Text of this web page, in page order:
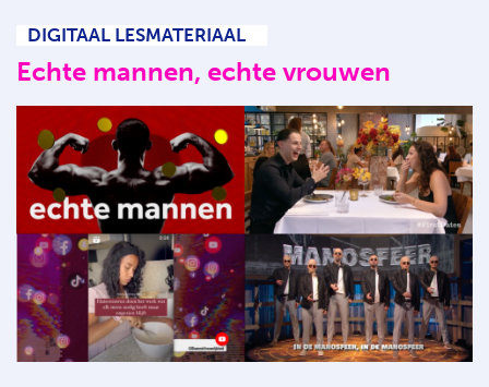
DIGITAAL LESMATERIAAL
Echte mannen, echte vrouwen